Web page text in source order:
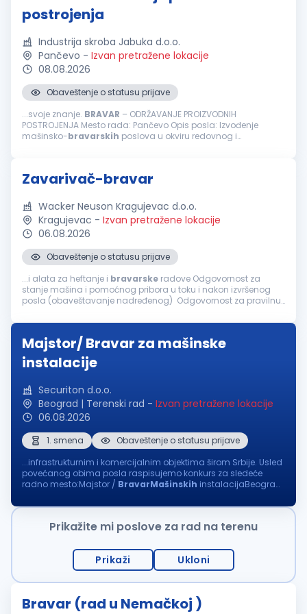
postrojenja
Industrija skroba Jabuka d.o.o.
Pančevo - Izvan pretražene lokacije
08.08.2026
Obaveštenje o statusu prijave
...svoje znanje. BRAVAR – ODRŽAVANJE PROIZVODNIH
POSTROJENJA Mesto rada: Pančevo Opis posla: Izvođenje
mašinsko-bravarskih poslova u okviru redovnog i
Zavarivač-bravar
Wacker Neuson Kragujevac d.o.o.
Kragujevac - Izvan pretražene lokacije
06.08.2026
Obaveštenje o statusu prijave
...i alata za heftanje i bravarske radove Odgovornost za
stanje mašina i pomoćnog pribora u toku i nakon izvršenog
posla (obaveštavanje nadređenog) Odgovornost za pravilnu
zavarivanje, zaštitna...
Majstor/ Bravar za mašinske
instalacije
Securiton d.o.o.
Beograd | Terenski rad - Izvan pretražene lokacije
06.08.2026
1. smena
Obaveštenje o statusu prijave
...infrastrukturnim i komercijalnim objektima širom Srbije. Usled
povećanog obima posla raspisujemo konkurs za sledeće
radno mesto:Majstor / BravarMašinskih instalacijaBeograd
instalacija; Montaža...
Prikažite mi poslove za rad na terenu
Prikaži Ukloni
Bravar (rad u Nemačkoj )